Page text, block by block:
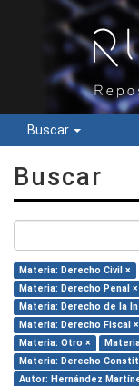
Buscar
Buscar
Materia: Derecho Civil ×
Materia: Derecho Penal ×
Materia: Derecho de la
Materia: Derecho Fiscal ×
Materia: Otro ×
Materia: Derecho
Autor: Hernández